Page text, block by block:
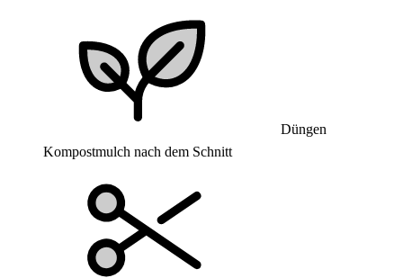
Düngen
Kompostmulch nach dem Schnitt